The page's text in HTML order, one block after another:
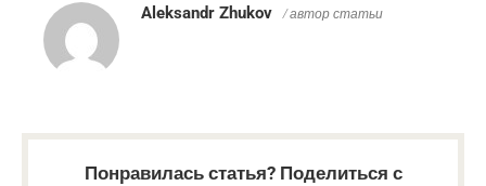
Aleksandr Zhukov / автор статьи
Понравилась статья? Поделиться с